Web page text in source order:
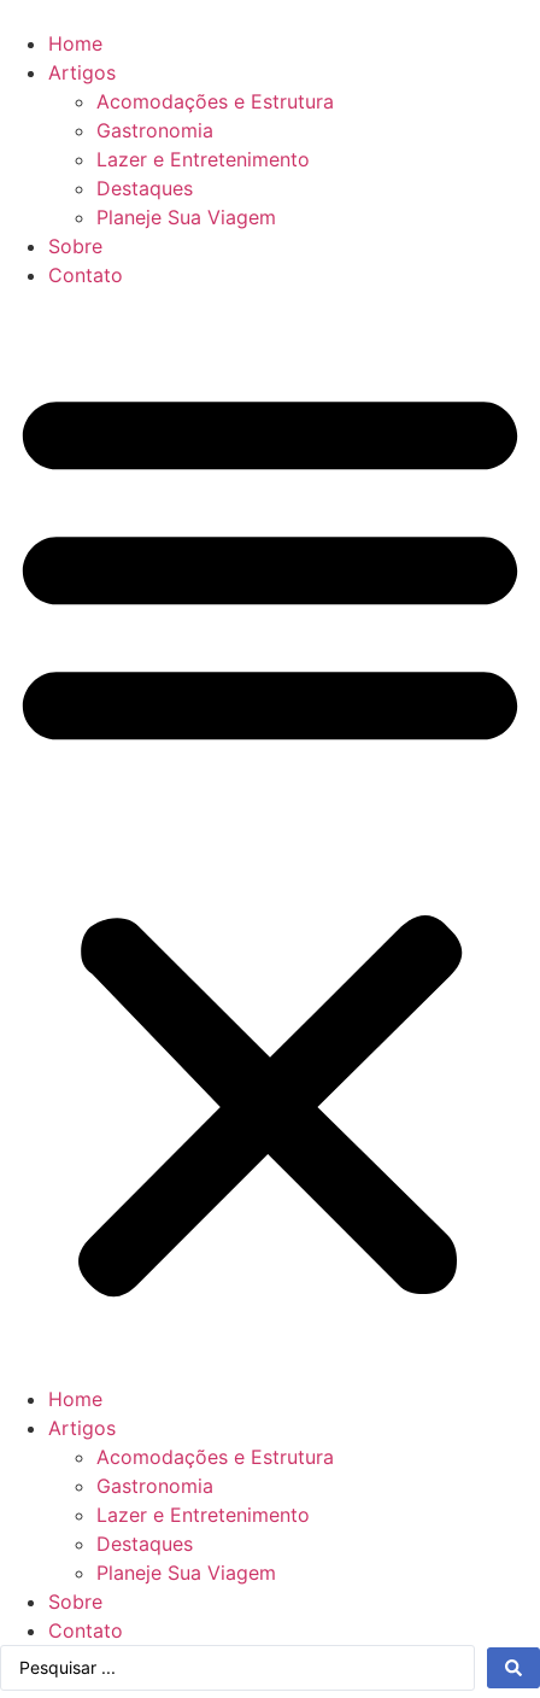
para
conteúdo
Home
Artigos
Acomodações e Estrutura
Gastronomia
Lazer e Entretenimento
Destaques
Planeje Sua Viagem
Sobre
Contato
Home
Artigos
Acomodações e Estrutura
Gastronomia
Lazer e Entretenimento
Destaques
Planeje Sua Viagem
Sobre
Contato
Pesquisar